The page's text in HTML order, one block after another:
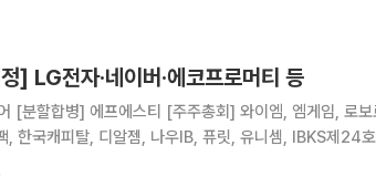
] LG전자·네이버·에코프로머티 등
[분할합병] 에프에스티 [주주총회] 와이엠, 엠게임, 로
, 한국캐피탈, 디알젬, 나우IB, 퓨릿, 유니셈, IBKS제24